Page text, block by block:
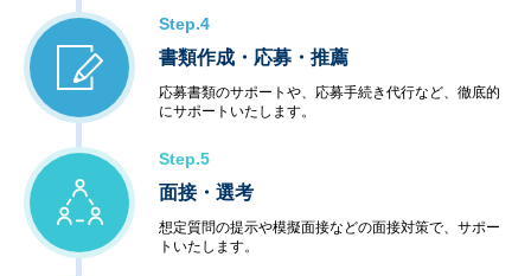
Step.4
書類作成・応募・推薦
応募書類のサポートや、応募手続き代行など、徹底的
にサポートいたします。
Step.5
面接・選考
想定質問の提示や模擬面接などの面接対策で、サポー
トいたします。